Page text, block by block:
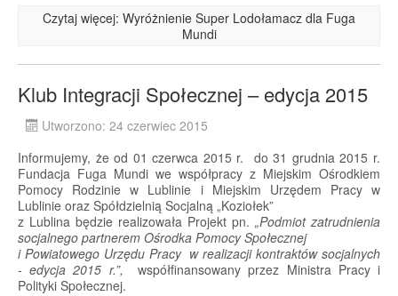
Czytaj więcej: Wyróżnienie Super Lodołamacz dla Fuga
Mundi
Klub Integracji Społecznej – edycja 2015
Utworzono: 24 czerwiec 2015
Informujemy, że od 01 czerwca 2015 r. do 31 grudnia 2015 r.
Fundacja Fuga Mundi we współpracy z Miejskim Ośrodkiem
Pomocy Rodzinie w Lublinie i Miejskim Urzędem Pracy w
Lublinie oraz Spółdzielnią Socjalną „Koziołek”
z Lublina będzie realizowała Projekt pn. „Podmiot zatrudnienia
socjalnego partnerem Ośrodka Pomocy Społecznej
i Powiatowego Urzędu Pracy w realizacji kontraktów socjalnych
- edycja 2015 r.”,współfinansowany przez Ministra Pracy i
Polityki Społecznej.